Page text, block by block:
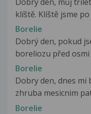
klíště. Klíště jsme po
Borelie
Dobrý den, pokud
boreliozu před osmi
Borelie
Dobry den, dnes
zhruba mesicnim
Borelie